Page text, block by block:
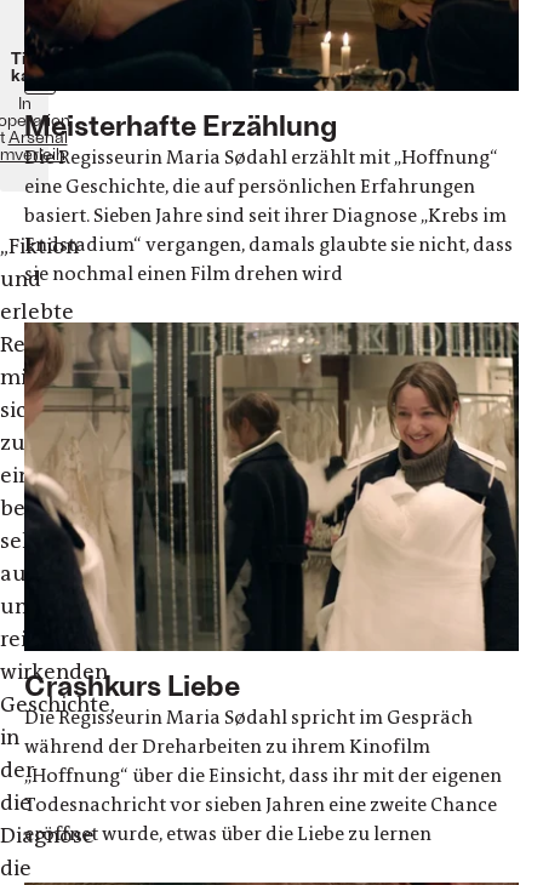
Kino!
Tickets
kaufen
In
Arsenal
„Fiktion
und
erlebte
Realität
mischen
sich
zu
einer
bewegenden,
sehr
authentisch
und
reif
wirkenden
Geschichte,
in
der
die
Diagnose
die
Meisterhafte Erzählung
Die Regisseurin Maria Sødahl erzählt mit „Hoffnung“
eine Geschichte, die auf persönlichen Erfahrungen
basiert. Sieben Jahre sind seit ihrer Diagnose „Krebs im
Endstadium“ vergangen, damals glaubte sie nicht, dass
sie nochmal einen Film drehen wird
Crashkurs Liebe
Die Regisseurin Maria Sødahl spricht im Gespräch
während der Dreharbeiten zu ihrem Kinofilm
„Hoffnung“ über die Einsicht, dass ihr mit der eigenen
Todesnachricht vor sieben Jahren eine zweite Chance
eröffnet wurde, etwas über die Liebe zu lernen